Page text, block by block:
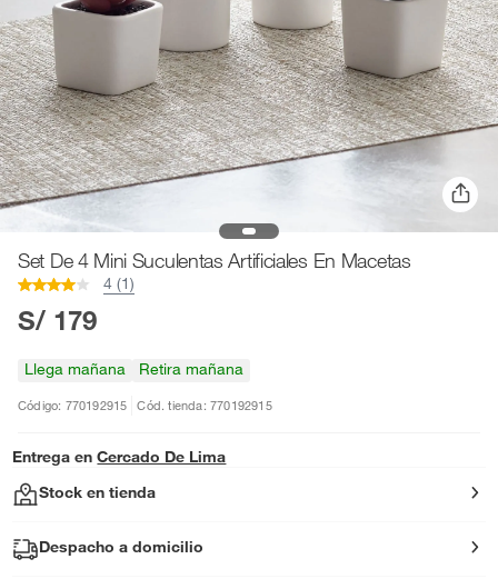
n
Set De 4 Mini Suculentas Artificiales En Macetas
4 (1)
S/ 179
Llega mañana Retira mañana
Código: 770192915 Cód. tienda: 770192915
Entrega en Cercado De Lima
Stock en tienda
Despacho a domicilio